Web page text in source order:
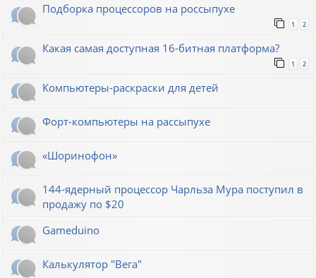
Подборка процессоров на россыпухе
1 2
Какая самая доступная 16-битная платформа?
1 2
Компьютеры-раскраски для детей
Форт-компьютеры на рассыпухе
«Шоринофон»
144-ядерный процессор Чарльза Мура поступил в
продажу по $20
Gameduino
Калькулятор "Вега"